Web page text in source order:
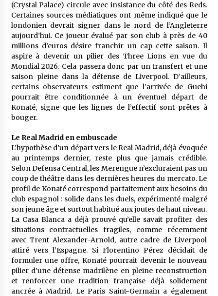
Première voiture de course conçue et
fabriquée localement : Une équipe d’étudiants
algériens participe à une compétition
internationale
3 semaines ago
Université Alger 3 : Lancement d’un master à
cursus intégré à la licence en communication
en langue amazighe
3 semaines ago
(Crystal Palace) circule avec insistance du côté des Reds.
Certaines sources médiatiques ont même indiqué que le
londonien devrait signer dans le nord de l’Angleterre
aujourd’hui. Ce joueur évalué par son club à près de 40
millions d’euros désire franchir un cap cette saison. Il
aspire à devenir un pilier des Three Lions en vue du
Mondial 2026. Cela passera donc par un transfert et une
saison pleine dans la défense de Liverpool. D’ailleurs,
certains observateurs estiment que l’arrivée de Guehi
pourrait être conditionnée à un éventuel départ de
Konaté, signe que les lignes de l’effectif sont prêtes à
bouger.
Le Real Madrid en embuscade
L’hypothèse d’un départ vers le Real Madrid, déjà évoquée
au printemps dernier, reste plus que jamais crédible.
Selon Defensa Central, les Merengue n’excluraient pas un
coup de théâtre dans les dernières heures du mercato. Le
profil de Konaté correspond parfaitement aux besoins du
club espagnol : solide dans les duels, expérimenté malgré
son jeune âge et surtout habitué aux joutes de haut niveau.
La Casa Blanca a déjà prouvé qu’elle savait profiter des
situations contractuelles fragiles, comme récemment
avec Trent Alexander-Arnold, autre cadre de Liverpool
attiré vers l’Espagne. Si Florentino Pérez décidait de
formuler une offre, Konaté pourrait devenir le nouveau
pilier d’une défense madrilène en pleine reconstruction
et renforcer une tradition française déjà solidement
ancrée à Madrid. Le Paris Saint-Germain a également